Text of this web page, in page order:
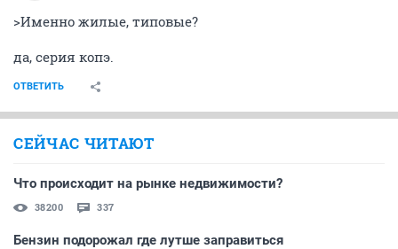
>Именно жилые, типовые?
да, серия копэ.
ОТВЕТИТЬ
СЕЙЧАС ЧИТАЮТ
Что происходит на рынке недвижимости?
38200 337
Бензин подорожал где лутше заправиться